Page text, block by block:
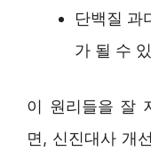
단백질 과
가 될 수
이 원리들을 잘
면, 신진대사 개